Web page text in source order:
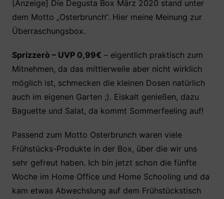
c
e
b
o
o
k
itt
er
at
s
A
p
p
er
e
le
n
[Anzeige] Die Degusta Box März 2020 stand unter
dem Motto „Osterbrunch“. Hier meine Meinung zur
Überraschungsbox.
Sprizzerò – UVP 0,99€ – eigentlich praktisch zum
Mitnehmen, da das mittlerweile aber nicht wirklich
möglich ist, schmecken die kleinen Dosen natürlich
auch im eigenen Garten ;). Eiskalt genießen, dazu
Baguette und Salat, da kommt Sommerfeeling auf!
Passend zum Motto Osterbrunch waren viele
Frühstücks-Produkte in der Box, über die wir uns
sehr gefreut haben. Ich bin jetzt schon die fünfte
Woche im Home Office und Home Schooling und da
kam etwas Abwechslung auf dem Frühstückstisch